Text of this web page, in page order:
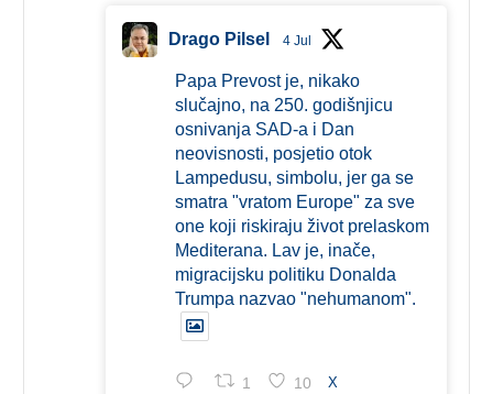
Drago Pilsel 4 Jul
Papa Prevost je, nikako
slučajno, na 250. godišnjicu
osnivanja SAD-a i Dan
neovisnosti, posjetio otok
Lampedusu, simbolu, jer ga se
smatra "vratom Europe" za sve
one koji riskiraju život prelaskom
Mediterana. Lav je, inače,
migracijsku politiku Donalda
Trumpa nazvao "nehumanom".
1 10 X